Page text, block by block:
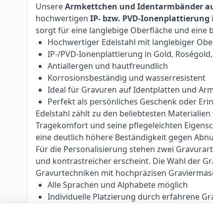
UnsereArmkettchen und Identarmbänder
hochwertigen IP- bzw. PVD-Ionenplattierung
sorgt für eine langlebige Oberfläche und eine
Hochwertiger Edelstahl mit langlebiger
IP-/PVD-Ionenplattierung in Gold,
Antiallergen und hautfreundlich
Korrosionsbeständig und wasserresistent
Ideal für Gravuren auf Identplatten und
Perfekt als persönliches Geschenk oder
Edelstahl zählt zu den beliebtesten
Tragekomfort und seine pflegeleichten
eine deutlich höhere Beständigkeit gegen
Für die Personalisierung stehen zwei
und kontrastreicher erscheint. Die Wahl der
Gravurtechniken mit hochpräzisen
Alle Sprachen und Alphabete möglich
Individuelle Platzierung durch erfahrene